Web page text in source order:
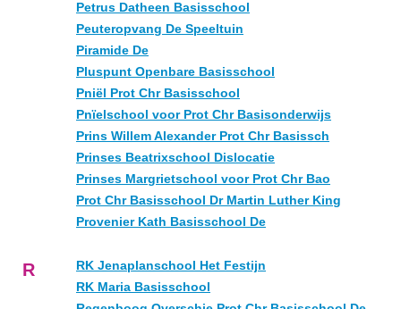
Petrus Datheen Basisschool
Peuteropvang De Speeltuin
Piramide De
Pluspunt Openbare Basisschool
Pniël Prot Chr Basisschool
Pnïelschool voor Prot Chr Basisonderwijs
Prins Willem Alexander Prot Chr Basissch
Prinses Beatrixschool Dislocatie
Prinses Margrietschool voor Prot Chr Bao
Prot Chr Basisschool Dr Martin Luther King
Provenier Kath Basisschool De
R
RK Jenaplanschool Het Festijn
RK Maria Basisschool